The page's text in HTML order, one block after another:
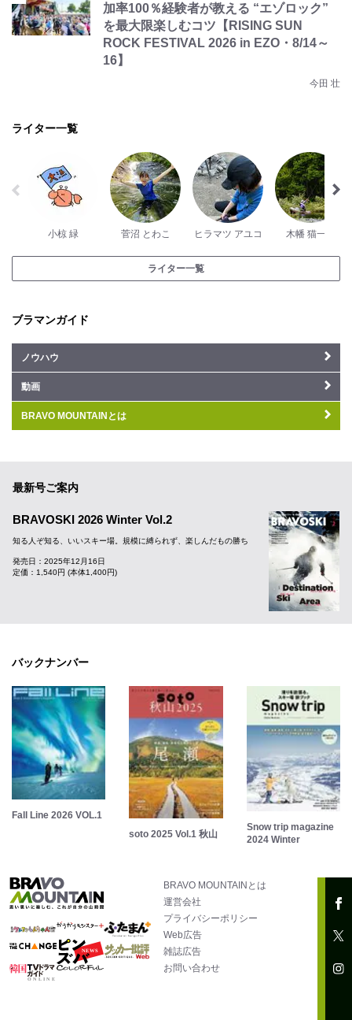
加率100％経験者が教える “エゾロック”
を最大限楽しむコツ【RISING SUN
ROCK FESTIVAL 2026 in EZO・8/14～
16】
今田 壮
ライター一覧
小椋 緑 菅沼 とわこ ヒラマツ アユコ 木幡 猫一郎
ライター一覧
ブラマンガイド
ノウハウ
動画
BRAVO MOUNTAINとは
最新号ご案内
BRAVOSKI 2026 Winter Vol.2
知る人ぞ知る、いいスキー場。規模に縛られず、楽しんだもの勝ち
発売日：2025年12月16日
定価：1,540円 (本体1,400円)
バックナンバー
Fall Line 2026 VOL.1
soto 2025 Vol.1 秋山
Snow trip magazine
2024 Winter
BRAVO MOUNTAINとは
運営会社
プライバシーポリシー
Web広告
雑誌広告
お問い合わせ